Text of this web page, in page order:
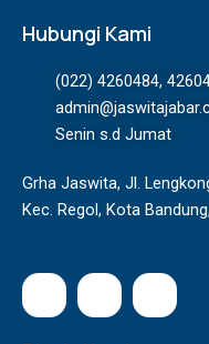
Hubungi Kami
(022) 4260484,
Senin s.d Jumat
Grha Jaswita, Jl.
Kec. Regol, Kota
Y